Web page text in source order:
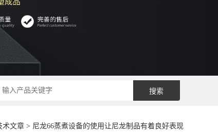
术文章> 尼龙66蒸煮设备的使用让尼龙制品有着良好表现